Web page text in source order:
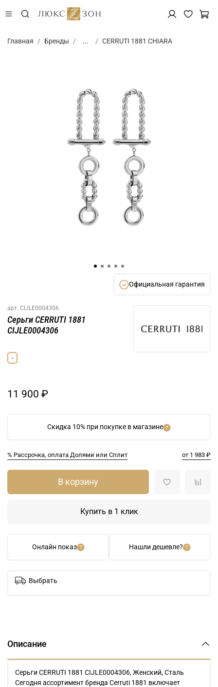
Главная Бренды ... CERRUTI 1881 CHIARA
Официальная гарантия
арт. CIJLE0004306
Скидка 10% при покупке в магазине
% Рассрочка, оплата Долями или Сплит от 1 983 ₽
Серьги CERRUTI 1881
CIJLE0004306
-
11 900 ₽
Онлайн показ Нашли дешевле?
В корзину
Купить в 1 клик
Выбрать
Описание
Серьги CERRUTI 1881 CIJLE0004306, Женский, Сталь
Сегодня ассортимент бренда Cerruti 1881 включает